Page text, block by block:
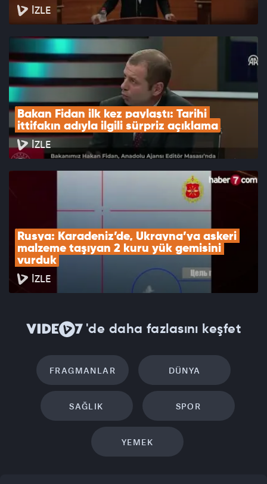
İZLE
Bakan Fidan ilk kez paylaştı: Tarihi
ittifakın adıyla ilgili sürpriz açıklama
İZLE
Rusya: Karadeniz’de, Ukrayna’ya askeri
malzeme taşıyan 2 kuru yük gemisini
vurduk
İZLE
'de daha fazlasını keşfet
FRAGMANLAR DÜNYA
SAĞLIK SPOR
YEMEK